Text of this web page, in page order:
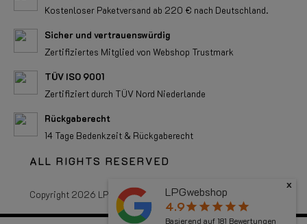
Kostenloser Paketversand ab 220 € nach Deutschland.
Sicher und vertrauenswürdig
Zertifiziertes Mitglied von Webshop Trustmark
TÜV ISO 9001
Zertifiziert durch TÜV Nord Niederlande
Rückgaberecht
14 Tage Bedenkzeit & Rückgaberecht
ALL RIGHTS RESERVED
Copyright 2026 LPGwebshop.com - Alle Rechte vorbehalten.
LPGwebshop
4.9star star star star star
Basierend auf 181 Bewertungen
x